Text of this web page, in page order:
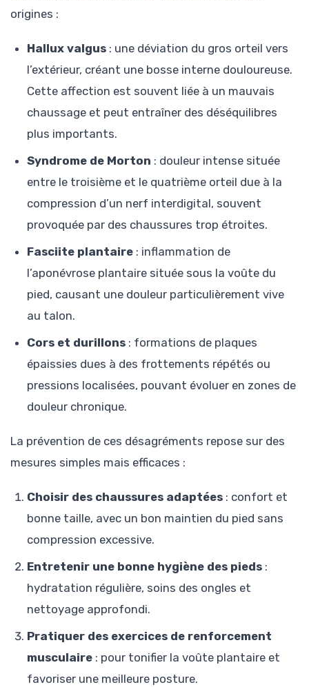
origines :
Hallux valgus : une déviation du gros orteil vers
l’extérieur, créant une bosse interne douloureuse.
Cette affection est souvent liée à un mauvais
chaussage et peut entraîner des déséquilibres
plus importants.
Syndrome de Morton : douleur intense située
entre le troisième et le quatrième orteil due à la
compression d’un nerf interdigital, souvent
provoquée par des chaussures trop étroites.
Fasciite plantaire : inflammation de
l’aponévrose plantaire située sous la voûte du
pied, causant une douleur particulièrement vive
au talon.
Cors et durillons : formations de plaques
épaissies dues à des frottements répétés ou
pressions localisées, pouvant évoluer en zones de
douleur chronique.
La prévention de ces désagréments repose sur des
mesures simples mais efficaces :
Choisir des chaussures adaptées : confort et
bonne taille, avec un bon maintien du pied sans
compression excessive.
Entretenir une bonne hygiène des pieds :
hydratation régulière, soins des ongles et
nettoyage approfondi.
Pratiquer des exercices de renforcement
musculaire : pour tonifier la voûte plantaire et
favoriser une meilleure posture.